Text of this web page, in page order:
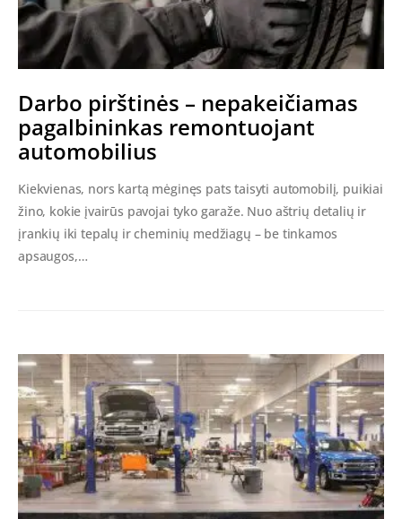
Darbo pirštinės – nepakeičiamas
pagalbininkas remontuojant
automobilius
Kiekvienas, nors kartą mėginęs pats taisyti automobilį, puikiai
žino, kokie įvairūs pavojai tyko garaže. Nuo aštrių detalių ir
įrankių iki tepalų ir cheminių medžiagų – be tinkamos
apsaugos,…